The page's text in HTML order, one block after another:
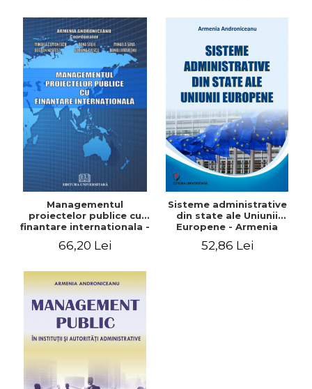
Managementul
proiectelor publice cu
finantare internationala -
Armenia Androniceanu
66,20 Lei
Sisteme administrative
din state ale Uniunii
Europene - Armenia
Androniceanu
52,86 Lei